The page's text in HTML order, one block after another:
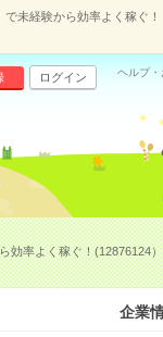
未経験から効率よく稼ぐ！
ログイン ヘルプ・
効率よく稼ぐ！(12876124）
企業